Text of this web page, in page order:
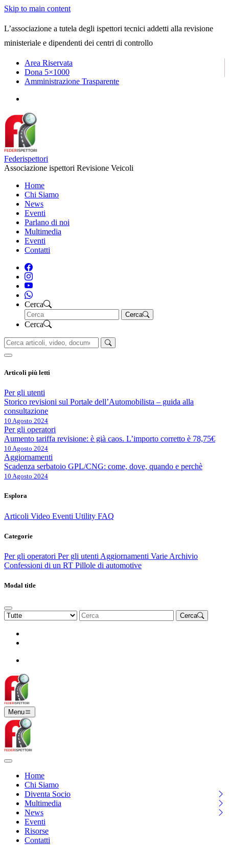
Skip to main content
L’associazione a tutela degli ispettori tecnici addetti alla revisione
ministeriale e dipendenti dei centri di controllo
Area Riservata
Dona 5×1000
Amministrazione Trasparente
Federispettori
Associazione ispettori Revisione Veicoli
Home
Chi Siamo
News
Eventi
Parlano di noi
Multimedia
Eventi
Contatti
Cerca
Cerca
Cerca
Articoli più letti
Per gli utenti
Storico revisioni sul Portale dell’Automobilista – guida alla
consultazione
10 Agosto 2024
Per gli operatori
Aumento tariffa revisione: è già caos. L’importo corretto è 78,75€
10 Agosto 2024
Aggiornamenti
Scadenza serbatoio GPL/CNG: come, dove, quando e perchè
10 Agosto 2024
Esplora
Articoli Video Eventi Utility FAQ
Categorie
Per gli operatori Per gli utenti Aggiornamenti Varie Archivio
Confessioni di un RT Pillole di automotive
Modal title
Cerca
Menu
Home
Chi Siamo
Diventa Socio
Multimedia
News
Eventi
Risorse
Contatti